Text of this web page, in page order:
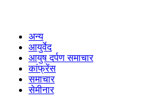
अन्य
आयुर्वेद
आयुष दर्पण समाचार
कांफ्रेंस
समाचार
सेमीनार